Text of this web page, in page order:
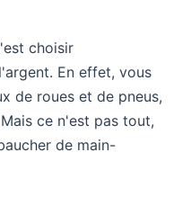
choisir
En effet, vous
de roues et de pneus,
ce n'est pas tout,
de main-